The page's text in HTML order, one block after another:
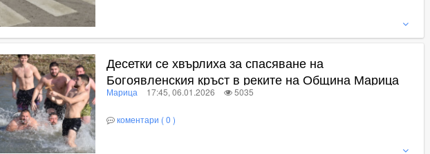
Десетки се хвърлиха за спасяване на
Богоявленския кръст в реките на Община Марица
Марица 17:45, 06.01.2026 5035
коментари ( 0 )